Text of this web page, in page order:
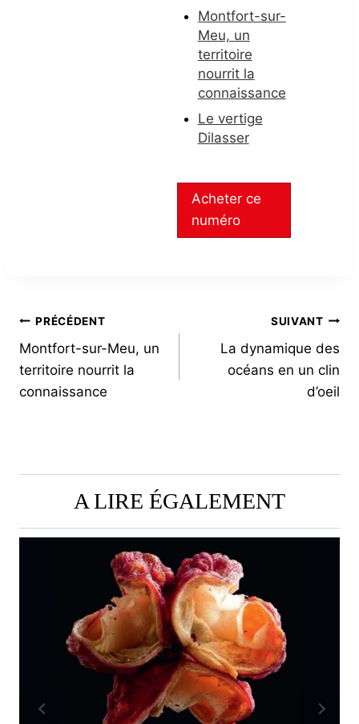
Montfort-sur-
Meu, un
territoire
nourrit la
connaissance
Le vertige
Dilasser
Acheter ce
numéro
NAVIGATION
DE
L’ARTICLE
PRÉCÉDENT
Montfort-sur-Meu, un
territoire nourrit la
connaissance
SUIVANT
La dynamique des
océans en un clin
d’oeil
A LIRE ÉGALEMENT